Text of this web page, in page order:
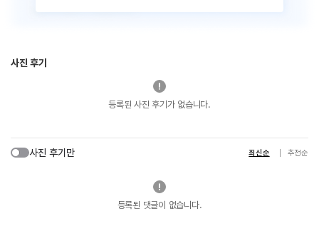
사진 후기
등록된 사진 후기가 없습니다.
사진 후기만 최신순 추천순
등록된 댓글이 없습니다.